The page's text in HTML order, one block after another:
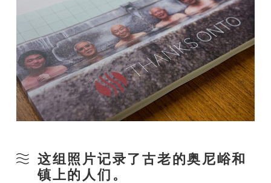
这组照片记录了古老的奥尼峪和
镇上的人们。